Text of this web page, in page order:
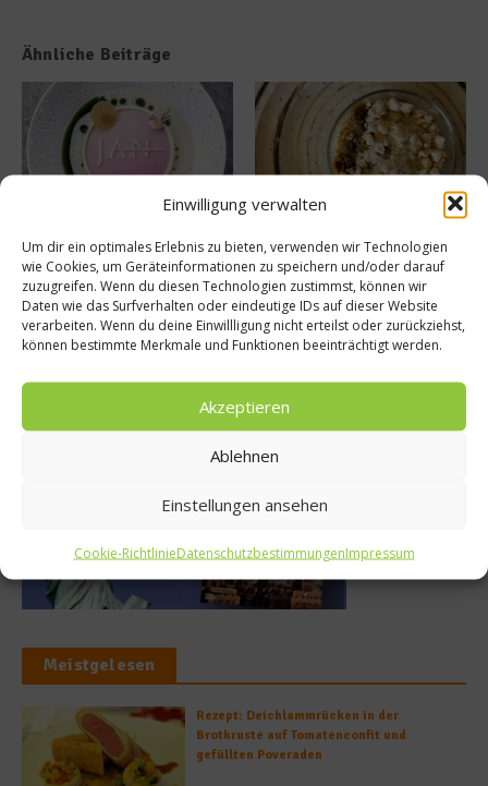
Einwilligung verwalten
Um dir ein optimales Erlebnis zu bieten, verwenden wir Technologien
wie Cookies, um Geräteinformationen zu speichern und/oder darauf
zuzugreifen. Wenn du diesen Technologien zustimmst, können wir
Daten wie das Surfverhalten oder eindeutige IDs auf dieser Website
verarbeiten. Wenn du deine Einwillligung nicht erteilst oder zurückziehst,
können bestimmte Merkmale und Funktionen beeinträchtigt werden.
Akzeptieren
Ablehnen
Einstellungen ansehen
Cookie-RichtlinieDatenschutzbestimmungenImpressum
Ähnliche Beiträge
Tellersülze – Ein Rezept von
Spitzenkoch Jan Hartwig-
14. März 2026
Süße Erinnerung an Teneriffa:
Das Rezept für Polvito
Uruguayo
9. Juli 2025
Buchtipp
Meistgelesen
Rezept: Deichlammrücken in der
Brotkruste auf Tomatenconfit und
gefüllten Poveraden